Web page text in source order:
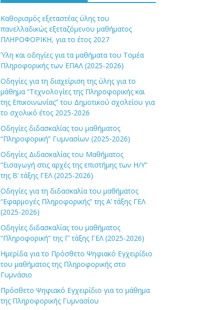
Καθορισμός εξεταστέας ύλης του
πανελλαδικώς εξεταζόμενου μαθήματος
ΠΛΗΡΟΦΟΡΙΚΗ, για το έτος 2027
Ύλη και οδηγίες για τα μαθήματα του Τομέα
Πληροφορικής των ΕΠΑΛ (2025-2026)
Οδηγίες για τη διαχείριση της ύλης για το
μάθημα “Τεχνολογίες της Πληροφορικής και
της Επικοινωνίας” του Δημοτικού σχολείου για
το σχολικό έτος 2025-2026
Οδηγίες διδασκαλίας του μαθήματος
“Πληροφορική” Γυμνασίων (2025-2026)
Οδηγίες Διδασκαλίας του Μαθήματος
“Εισαγωγή στις αρχές της επιστήμης των Η/Υ”
της Β’ τάξης ΓΕΛ (2025-2026)
Οδηγίες για τη διδασκαλία του μαθήματος
“Εφαρμογές Πληροφορικής” της Α’ τάξης ΓΕΛ
(2025-2026)
Οδηγίες διδασκαλίας του μαθήματος
“Πληροφορική” της Γ’ τάξης ΓΕΛ (2025-2026)
Ημερίδα για το Πρόσθετο Ψηφιακό Εγχειρίδιο
του μαθήματος της Πληροφορικής στο
Γυμνάσιο
Πρόσθετο Ψηφιακό Εγχειρίδιο για το μάθημα
της Πληροφορικής Γυμνασίου